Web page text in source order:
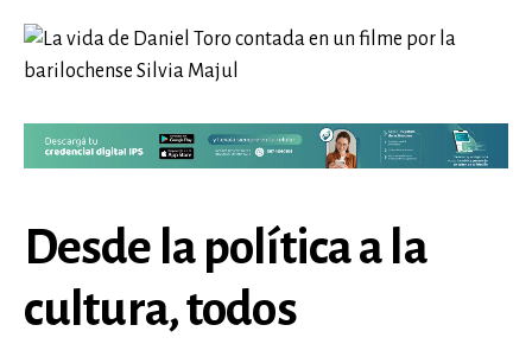
Desde la política a la
cultura, todos